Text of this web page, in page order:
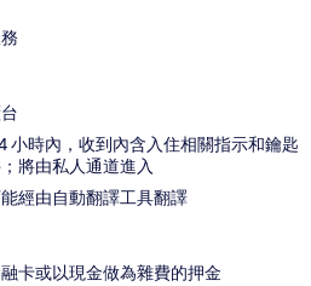
小時內，收到內含入住相關指示和鑰匙
將由私人通道進入
經由自動翻譯工具翻譯
卡或以現金做為雜費的押金